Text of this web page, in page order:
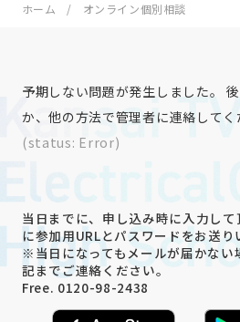
ホーム オンライン個別相談
予期しない問題が発生しました。
か、他の方法で管理者に連絡してく
(status: Error)
当日までに、申し込み時に入力し
に参加用URLとパスワードをお送り
※当日になってもメールが届かない
記までご連絡ください。
Free. 0120-98-2438